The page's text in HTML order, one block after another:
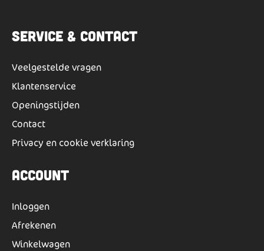
Service & Contact
Veelgestelde vragen
Klantenservice
Openingstijden
Contact
Privacy en cookie verklaring
Account
Inloggen
Afrekenen
Winkelwagen